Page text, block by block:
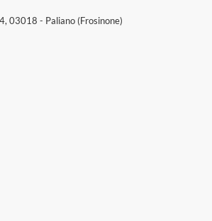
03018 - Paliano (Frosinone)